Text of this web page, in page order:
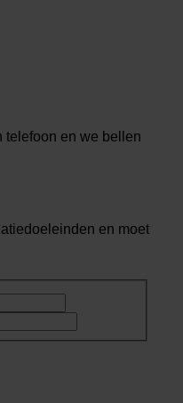
telefoon en we bellen
en moet